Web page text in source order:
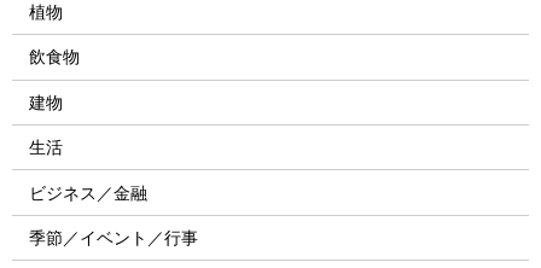
植物
飲食物
建物
生活
ビジネス／金融
季節／イベント／行事